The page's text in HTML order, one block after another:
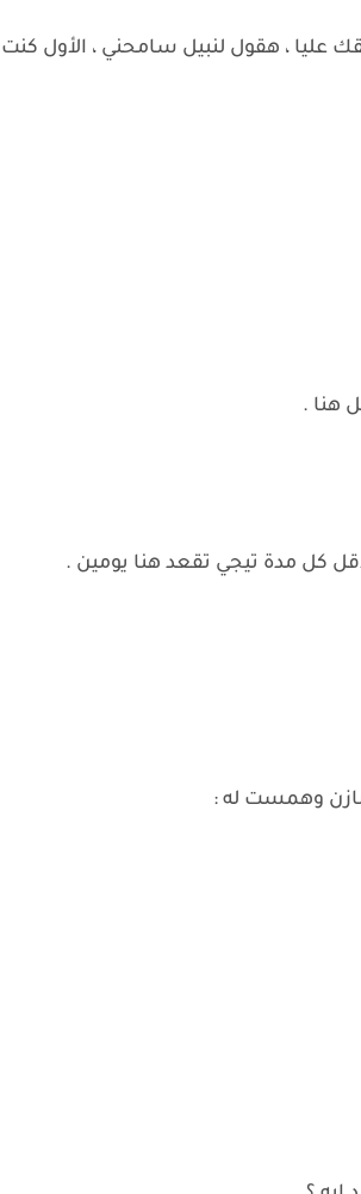
، هقول لنبيل سامحني ، الأول كنت
هنا .
كل مدة تيجي تقعد هنا يومين .
وهمست له :